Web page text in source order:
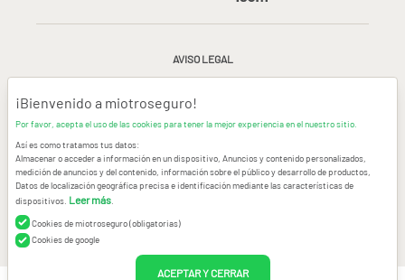
AVISO LEGAL
CONDICIONES GENERALES DE USO
CONTACTAR
© Copyright miotroseguro.com 2026. Todos los derechos reservados
Images designed byFreepik
¡Bienvenido a miotroseguro!
Por favor, acepta el uso de las cookies para tener la mejor experiencia en el nuestro sitio.
Así es como tratamos tus datos:
Almacenar o acceder a información en un dispositivo, Anuncios y contenido personalizados,
medición de anuncios y del contenido, información sobre el público y desarrollo de productos,
Datos de localización geográfica precisa e identificación mediante las características de
dispositivos. Leer más
Cookies de miotroseguro (obligatorias)
Cookies de google
ACEPTAR Y CERRAR